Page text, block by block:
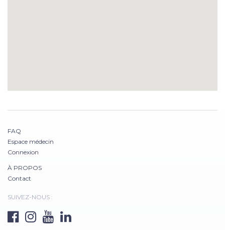
FAQ
Espace médecin
Connexion
À PROPOS
Contact
SUIVEZ-NOUS :